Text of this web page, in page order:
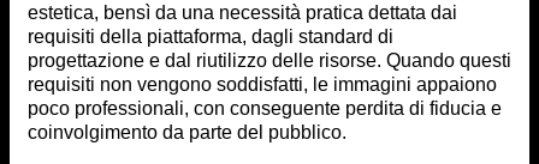
estetica, bensì da una necessità pratica dettata dai
requisiti della piattaforma, dagli standard di
progettazione e dal riutilizzo delle risorse. Quando questi
requisiti non vengono soddisfatti, le immagini appaiono
poco professionali, con conseguente perdita di fiducia e
coinvolgimento da parte del pubblico.